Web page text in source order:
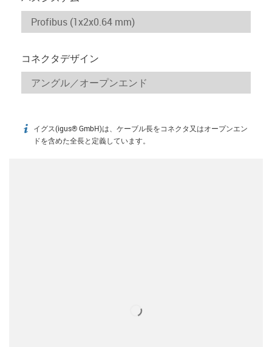
コネクタデザイン
igus-icon-info
イグス(igus® GmbH)は、ケーブル長をコネクタ又はオープンエン
ドを含めた全長と定義しています。